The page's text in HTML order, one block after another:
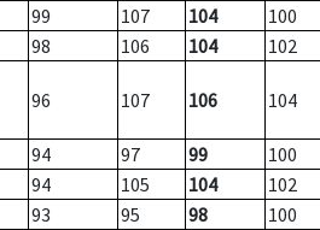
99 107 104
100
98 106 104 102
96 107 106 104
94 97 99
100
94 105 104
102
93 95 98
100